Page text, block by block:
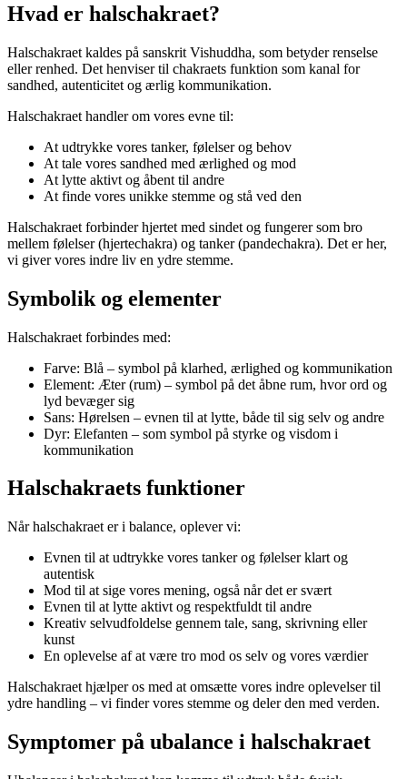
Hvad er halschakraet?
Halschakraet kaldes på sanskrit Vishuddha, som betyder renselse
eller renhed. Det henviser til chakraets funktion som kanal for
sandhed, autenticitet og ærlig kommunikation.
Halschakraet handler om vores evne til:
At udtrykke vores tanker, følelser og behov
At tale vores sandhed med ærlighed og mod
At lytte aktivt og åbent til andre
At finde vores unikke stemme og stå ved den
Halschakraet forbinder hjertet med sindet og fungerer som bro
mellem følelser (hjertechakra) og tanker (pandechakra). Det er her,
vi giver vores indre liv en ydre stemme.
Symbolik og elementer
Halschakraet forbindes med:
Farve: Blå – symbol på klarhed, ærlighed og kommunikation
Element: Æter (rum) – symbol på det åbne rum, hvor ord og
lyd bevæger sig
Sans: Hørelsen – evnen til at lytte, både til sig selv og andre
Dyr: Elefanten – som symbol på styrke og visdom i
kommunikation
Halschakraets funktioner
Når halschakraet er i balance, oplever vi:
Evnen til at udtrykke vores tanker og følelser klart og
autentisk
Mod til at sige vores mening, også når det er svært
Evnen til at lytte aktivt og respektfuldt til andre
Kreativ selvudfoldelse gennem tale, sang, skrivning eller
kunst
En oplevelse af at være tro mod os selv og vores værdier
Halschakraet hjælper os med at omsætte vores indre oplevelser til
ydre handling – vi finder vores stemme og deler den med verden.
Symptomer på ubalance i halschakraet